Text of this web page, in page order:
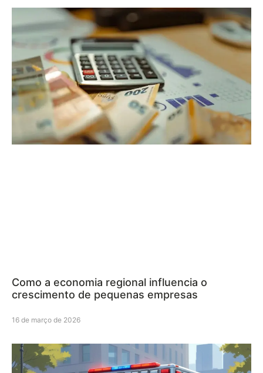
Como a economia regional influencia o
crescimento de pequenas empresas
16 de março de 2026